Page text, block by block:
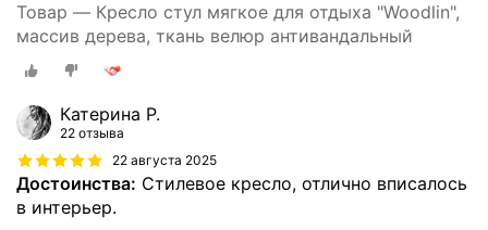
Товар — Кресло стул мягкое для отдыха "Woodlin",
массив дерева, ткань велюр антивандальный
Катерина Р.
22 отзыва
22 августа 2025
Достоинства: Стилевое кресло, отлично вписалось
в интерьер.